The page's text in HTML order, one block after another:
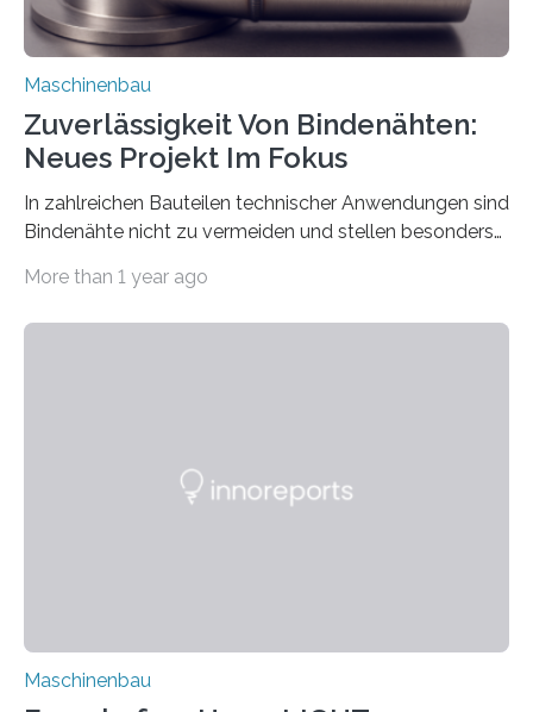
Maschinenbau
Zuverlässigkeit Von Bindenähten:
Neues Projekt Im Fokus
In zahlreichen Bauteilen technischer Anwendungen sind
Bindenähte nicht zu vermeiden und stellen besonders
Matrixmaterials eine große Herausforderung dar.
Durch den verstärkten Einsatz von Rezyklaten
More than 1 year ago
Maschinenbau